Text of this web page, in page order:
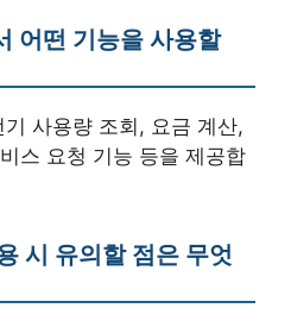
어떤 기능을 사용할
사용량 조회, 요금 계산,
스 요청 기능 등을 제공합
시 유의할 점은 무엇